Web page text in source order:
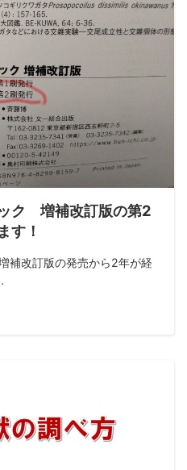
ク 増補改訂版の第2
す！
補改訂版の発売から2年が経